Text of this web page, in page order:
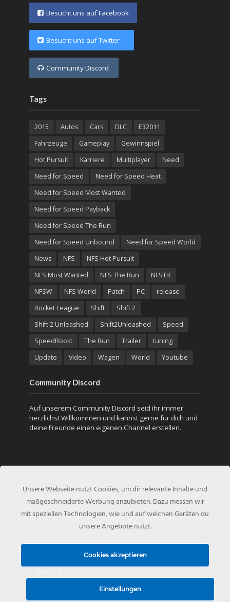
Besucht uns auf Facebook
Besucht uns auf Twitter
Community Discord
Tags
2015 Autos Cars DLC
E32011
Fahrzeuge
Gameplay
Gewinnspiel
Hot Pursuit
Karriere Multiplayer
Need
Need for Speed
Need for Speed Heat
Need for Speed Most Wanted
Need for Speed Payback
Need for Speed The Run
Need for Speed Unbound
Need for Speed World
News
NFS
NFS Hot Pursuit
NFS Most Wanted
NFS The Run
NFSTR
NFSW
NFS World Patch PC
release
Rocket League
Shift
Shift 2
Shift 2 Unleashed
Shift2Unleashed
Speed
SpeedBoost
The Run Trailer
tuning
Update
Video Wagen World Youtube
Community Discord
Auf unserem Community Discord seid ihr immer
herzlichst Willkommen und kannst gerne für dich und
deine Freunde einen eigenen Channel erstellen.
Copyright © 2010 - Created byNFS-Inside.de
DATENSCHUTZERKLÄRUNG IMPRESSUM
Unsere Webseite nutzt Cookies, um dir relevante Inhalte und
maßgeschneiderte Werbung anzubieten. Dazu messen wir
mit speziellen Technologien, wie und auf welchen Geräten du
unsere Angebote nutzt.
Cookies akzeptieren
Einstellungen